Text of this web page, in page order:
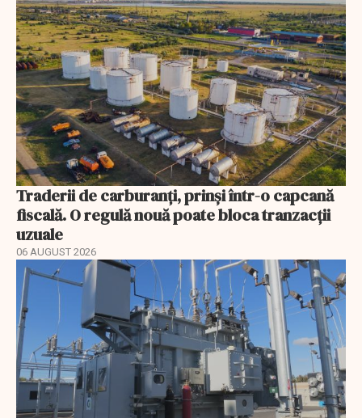
Traderii de carburanți, prinși într-o capcană
fiscală. O regulă nouă poate bloca tranzacții
uzuale
06 AUGUST 2026